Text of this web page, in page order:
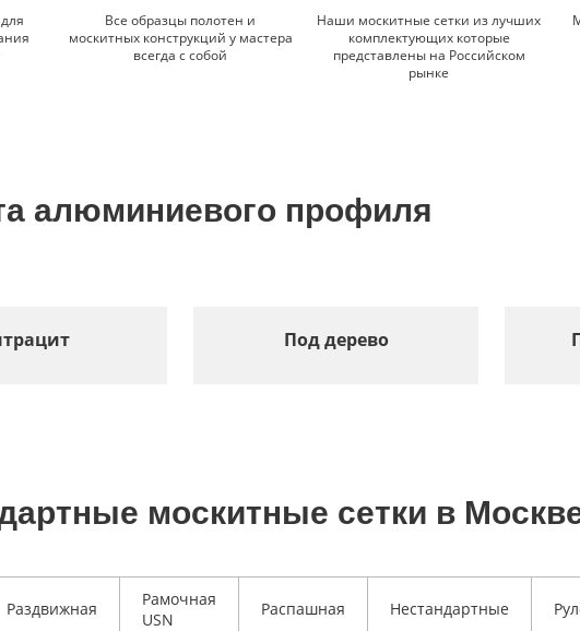
Все образцы полотен и
москитных конструкций у мастера
всегда с собой
Наши москитные сетки из лучших
комплектующих которые
представлены на Российском
рынке
алюминиевого профиля
Под дерево
москитные сетки в
Раздвижная
Рамочная
USN
Распашная Нестандартные